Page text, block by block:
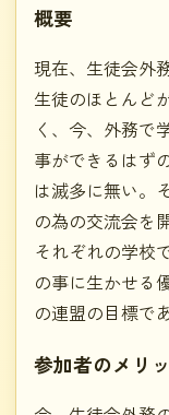
概要
現在、生徒会外
生徒のほとんど
く、今、外務で
事ができるはず
は滅多に無い。
の為の交流会を
それぞれの学校
の事に生かせる
の連盟の目標で
参加者のメリ